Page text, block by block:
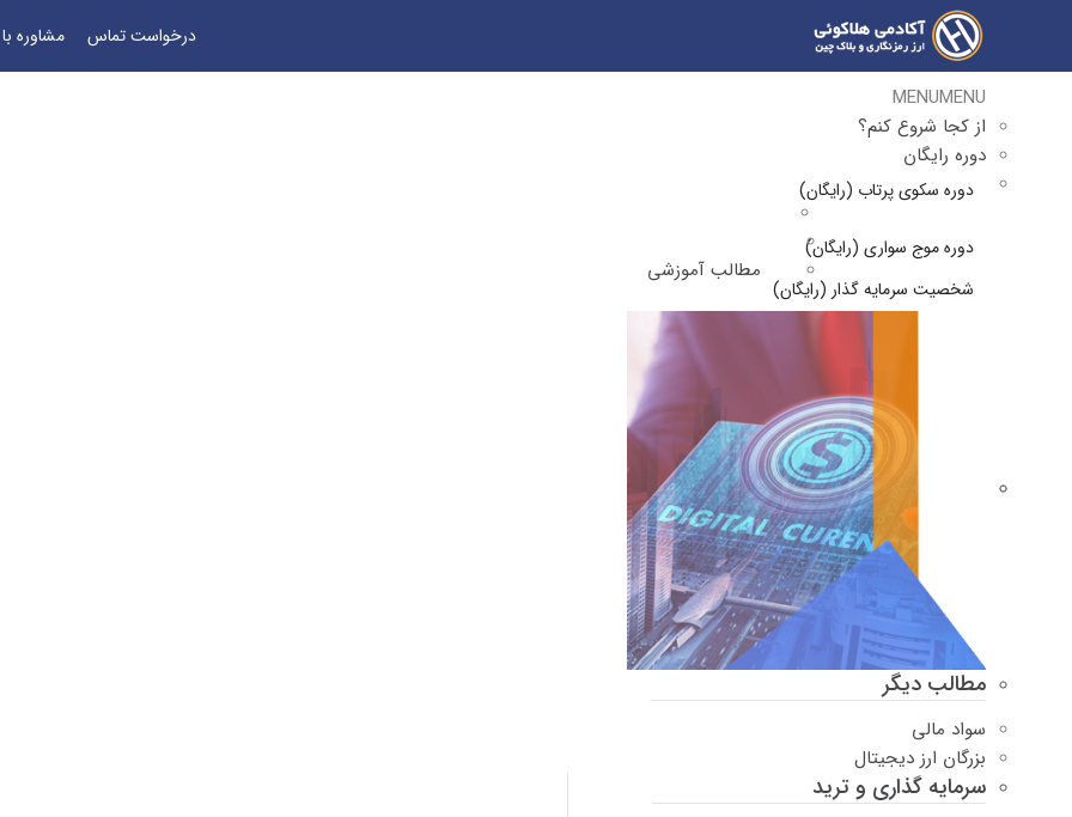
درخواست تماس مشاوره
MENUMENU
از کجا شروع کنم؟
دوره رایگان
دوره سکوی پرتاب (رایگان)
دوره موج سواری (رایگان)
شخصیت سرمایه گذار (رایگان)
مطالب آموزشی
مطالب دیگر
سواد مالی
بزرگان ارز دیجیتال
سرمایه گذاری و ترید